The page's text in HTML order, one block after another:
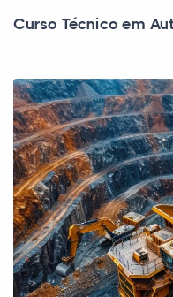
Curso Técnico em